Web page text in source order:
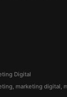
Digital
marketing digital